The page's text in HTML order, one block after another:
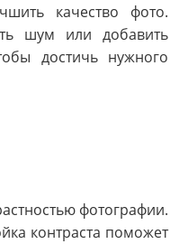
качество фото.
шум или добавить
достичь нужного
фотографии.
контраста поможет